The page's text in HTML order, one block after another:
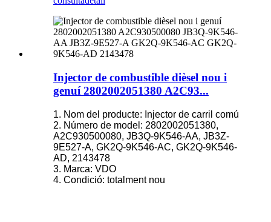
Injector de combustible dièsel nou i
genuí 2802002051380 A2C93...
1. Nom del producte: Injector de carril comú
2. Número de model: 2802002051380,
A2C930500080, JB3Q-9K546-AA, JB3Z-
9E527-A, GK2Q-9K546-AC, GK2Q-9K546-
AD, 2143478
3. Marca: VDO
4. Condició: totalment nou